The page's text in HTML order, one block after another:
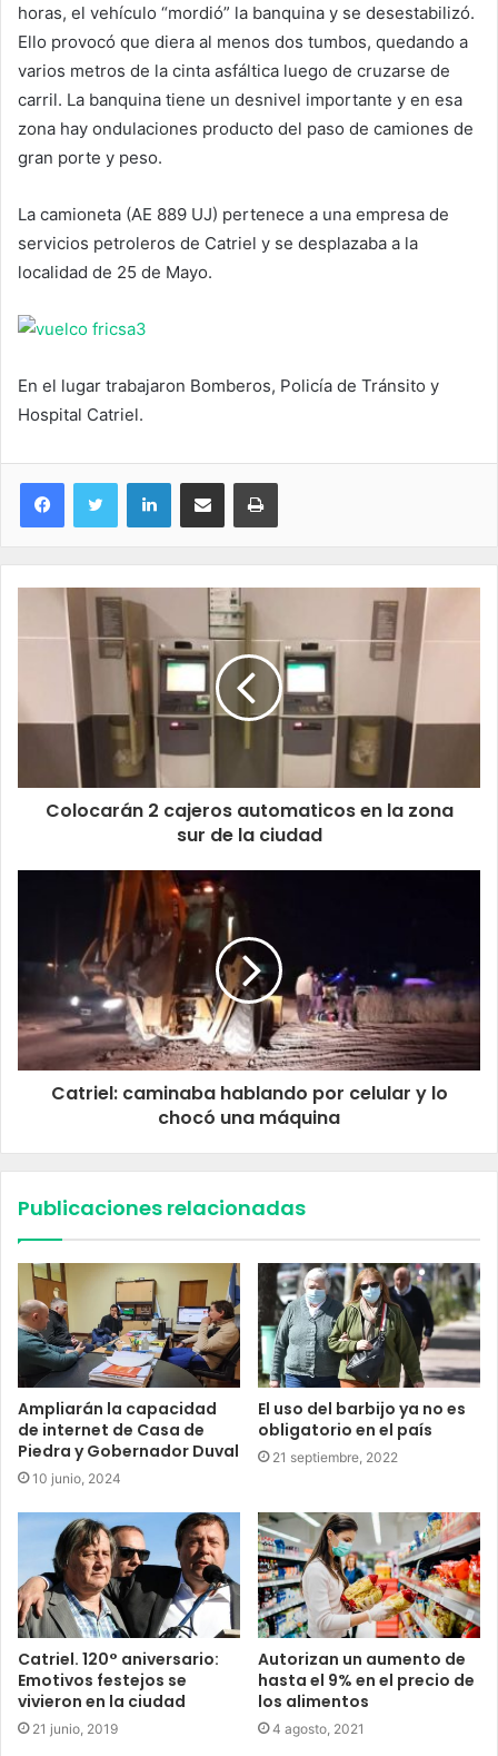
horas, el vehículo “mordió” la banquina y se desestabilizó.
Ello provocó que diera al menos dos tumbos, quedando a
varios metros de la cinta asfáltica luego de cruzarse de
carril. La banquina tiene un desnivel importante y en esa
zona hay ondulaciones producto del paso de camiones de
gran porte y peso.
La camioneta (AE 889 UJ) pertenece a una empresa de
servicios petroleros de Catriel y se desplazaba a la
localidad de 25 de Mayo.
En el lugar trabajaron Bomberos, Policía de Tránsito y
Hospital Catriel.
LinkedInCompartir por correo electrónicoImprimir
Colocarán 2 cajeros automaticos en la zona
sur de la ciudad
Catriel: caminaba hablando por celular y lo
chocó una máquina
Publicaciones relacionadas
Ampliarán la capacidad
de internet de Casa de
Piedra y Gobernador Duval
10 junio, 2024
El uso del barbijo ya no es
obligatorio en el país
21 septiembre, 2022
Catriel. 120° aniversario:
Emotivos festejos se
vivieron en la ciudad
21 junio, 2019
Autorizan un aumento de
hasta el 9% en el precio de
los alimentos
4 agosto, 2021